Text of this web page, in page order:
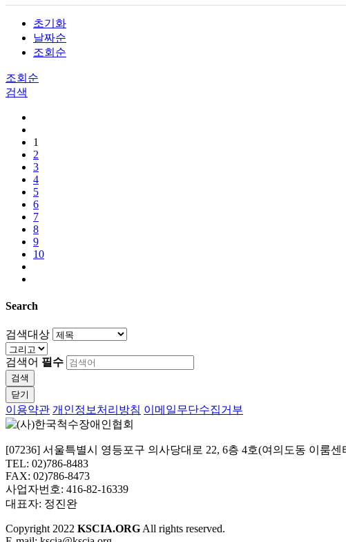
초기화
날짜순
조회순
조회순
검색
1
2
3
4
5
6
7
8
9
10
Search
검색대상
검색어 필수
검색
닫기
이용약관 개인정보처리방침 이메일무단수집거부
[07236] 서울특별시 영등포구 의사당대로 22, 6층 4호(여의도동 이룸센
TEL: 02)786-8483
FAX: 02)786-8473
사업자번호: 416-82-16339
대표자: 정진완
Copyright 2022 KSCIA.ORG All rights reserved.